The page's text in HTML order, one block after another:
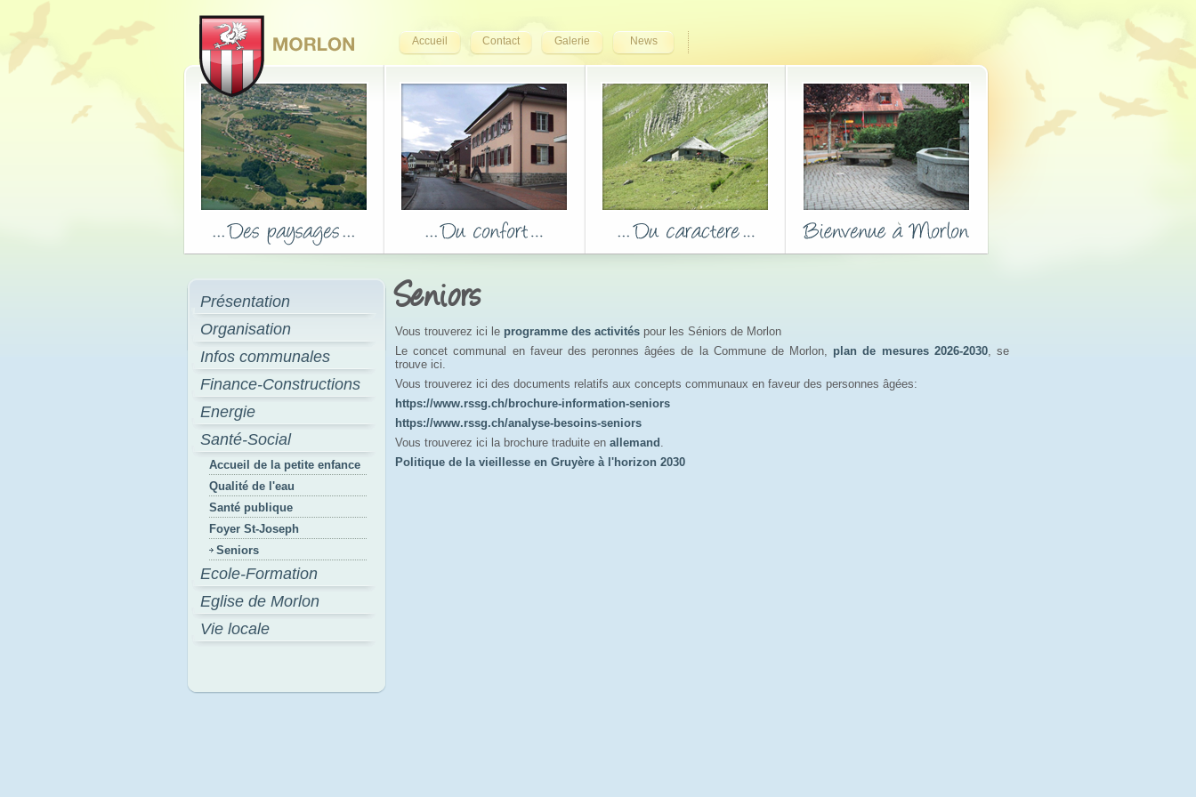
Accueil Contact Galerie News
Présentation
Organisation
Infos communales
Finance-Constructions
Energie
Santé-Social
Accueil de la petite enfance
Qualité de l'eau
Santé publique
Foyer St-Joseph
Seniors
Ecole-Formation
Eglise de Morlon
Vie locale
Seniors
Vous trouverez ici le programme des activités pour les Séniors de Morlon
Le concet communal en faveur des peronnes âgées de la Commune de Morlon, plan de mesures 2026-2030, se
trouve ici.
Vous trouverez ici des documents relatifs aux concepts communaux en faveur des personnes âgées:
https://www.rssg.ch/brochure-information-seniors
https://www.rssg.ch/analyse-besoins-seniors
Vous trouverez ici la brochure traduite en allemand .
Politique de la vieillesse en Gruyère à l'horizon 2030